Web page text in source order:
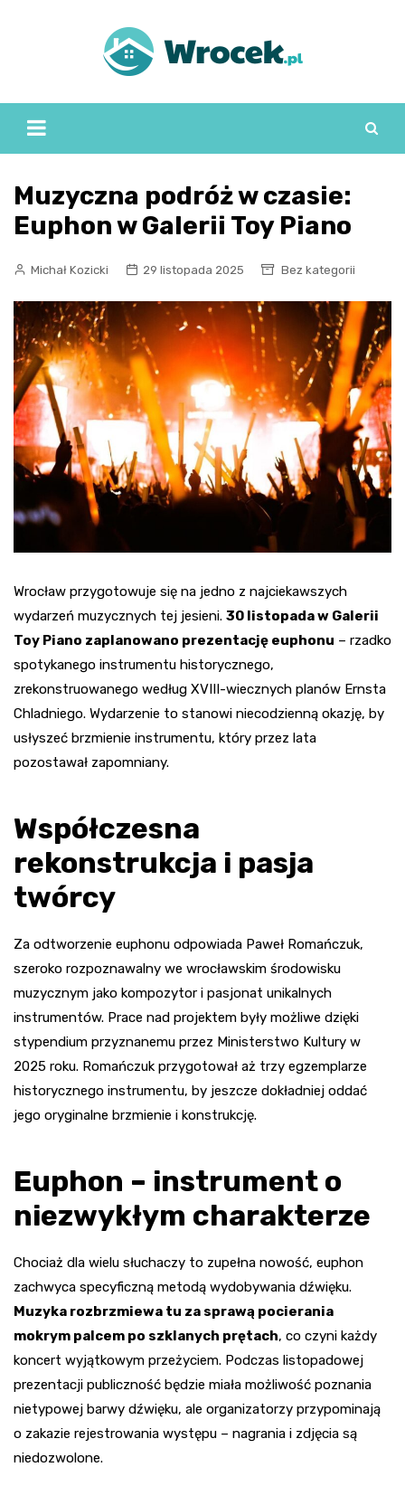
Muzyczna podróż w czasie:
Euphon w Galerii Toy Piano
Michał Kozicki 29 listopada 2025 Bez kategorii
Wrocław przygotowuje się na jedno z najciekawszych
wydarzeń muzycznych tej jesieni. 30 listopada w Galerii
Toy Piano zaplanowano prezentację euphonu – rzadko
spotykanego instrumentu historycznego,
zrekonstruowanego według XVIII-wiecznych planów Ernsta
Chladniego. Wydarzenie to stanowi niecodzienną okazję, by
usłyszeć brzmienie instrumentu, który przez lata
pozostawał zapomniany.
Współczesna
rekonstrukcja i pasja
twórcy
Za odtworzenie euphonu odpowiada Paweł Romańczuk,
szeroko rozpoznawalny we wrocławskim środowisku
muzycznym jako kompozytor i pasjonat unikalnych
instrumentów. Prace nad projektem były możliwe dzięki
stypendium przyznanemu przez Ministerstwo Kultury w
2025 roku. Romańczuk przygotował aż trzy egzemplarze
historycznego instrumentu, by jeszcze dokładniej oddać
jego oryginalne brzmienie i konstrukcję.
Euphon – instrument o
niezwykłym charakterze
Chociaż dla wielu słuchaczy to zupełna nowość, euphon
zachwyca specyficzną metodą wydobywania dźwięku.
Muzyka rozbrzmiewa tu za sprawą pocierania
mokrym palcem po szklanych prętach, co czyni każdy
koncert wyjątkowym przeżyciem. Podczas listopadowej
prezentacji publiczność będzie miała możliwość poznania
nietypowej barwy dźwięku, ale organizatorzy przypominają
o zakazie rejestrowania występu – nagrania i zdjęcia są
niedozwolone.